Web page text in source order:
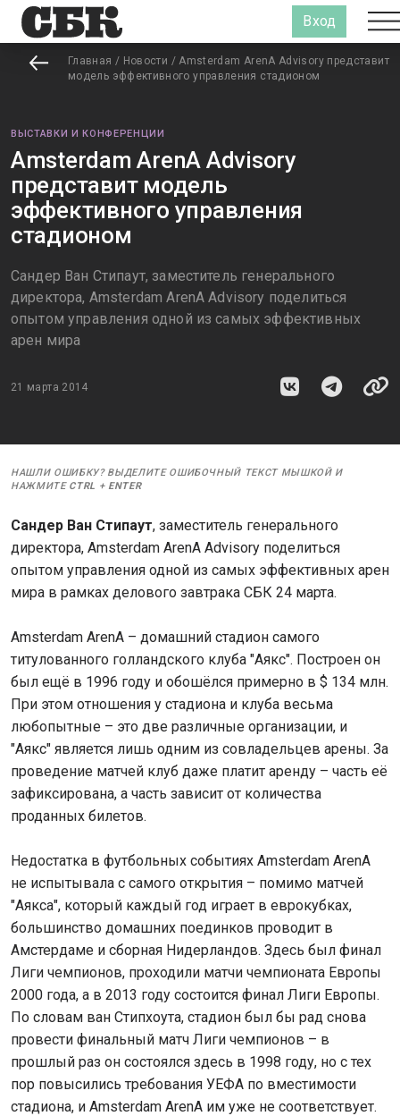
Вход
Главная / Новости / Amsterdam ArenA Advisory представит
модель эффективного управления стадионом
ВЫСТАВКИ И КОНФЕРЕНЦИИ
Amsterdam ArenA Advisory
представит модель
эффективного управления
стадионом
Сандер Ван Стипаут, заместитель генерального
директора, Amsterdam ArenA Advisory поделиться
опытом управления одной из самых эффективных
арен мира
21 марта 2014
НАШЛИ ОШИБКУ? ВЫДЕЛИТЕ ОШИБОЧНЫЙ ТЕКСТ МЫШКОЙ И
НАЖМИТЕ CTRL + ENTER
Сандер Ван Стипаут, заместитель генерального
директора, Amsterdam ArenA Advisory поделиться
опытом управления одной из самых эффективных арен
мира в рамках делового завтрака СБК 24 марта.
Amsterdam ArenA – домашний стадион самого
титулованного голландского клуба "Аякс". Построен он
был ещё в 1996 году и обошёлся примерно в $ 134 млн.
При этом отношения у стадиона и клуба весьма
любопытные – это две различные организации, и
"Аякс" является лишь одним из совладельцев арены. За
проведение матчей клуб даже платит аренду – часть её
зафиксирована, а часть зависит от количества
проданных билетов.
Недостатка в футбольных событиях Amsterdam ArenA
не испытывала с самого открытия – помимо матчей
"Аякса", который каждый год играет в еврокубках,
большинство домашних поединков проводит в
Амстердаме и сборная Нидерландов. Здесь был финал
Лиги чемпионов, проходили матчи чемпионата Европы
2000 года, а в 2013 году состоится финал Лиги Европы.
По словам ван Стипхоута, стадион был бы рад снова
провести финальный матч Лиги чемпионов – в
прошлый раз он состоялся здесь в 1998 году, но с тех
пор повысились требования УЕФА по вместимости
стадиона, и Amsterdam ArenA им уже не соответствует.